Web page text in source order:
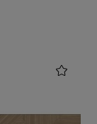
favorite